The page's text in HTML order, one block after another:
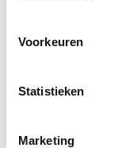
Voorkeuren
Statistieken
Marketing